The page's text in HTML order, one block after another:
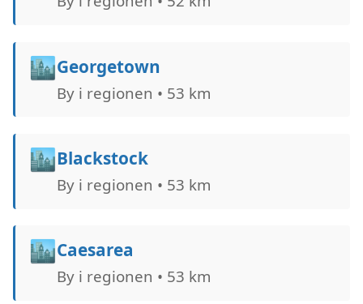
🏙️Georgetown
By i regionen • 53 km
🏙️Blackstock
By i regionen • 53 km
🏙️Caesarea
By i regionen • 53 km